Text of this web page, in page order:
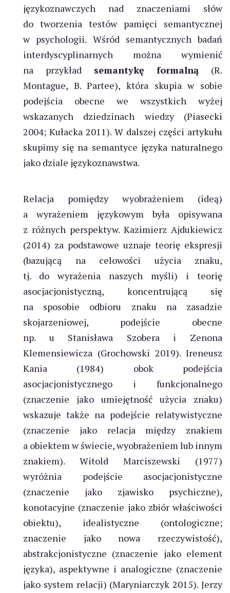
językoznawczych nad znaczeniami słów
do tworzenia testów pamięci semantycznej
w psychologii. Wśród semantycznych badań
interdyscyplinarnych można wymienić
na przykład semantykę formalną (R.
Montague, B. Partee), która skupia w sobie
podejścia obecne we wszystkich wyżej
wskazanych dziedzinach wiedzy (Piasecki
2004; Kułacka 2011). W dalszej części artykułu
skupimy się na semantyce języka naturalnego
jako dziale językoznawstwa.
Relacja pomiędzy wyobrażeniem (ideą)
a wyrażeniem językowym była opisywana
z różnych perspektyw. Kazimierz Ajdukiewicz
(2014) za podstawowe uznaje teorię ekspresji
(bazującą na celowości użycia znaku,
tj. do wyrażenia naszych myśli) i teorię
asocjacjonistyczną, koncentrującą się
na sposobie odbioru znaku na zasadzie
skojarzeniowej, podejście obecne
np. u Stanisława Szobera i Zenona
Klemensiewicza (Grochowski 2019). Ireneusz
Kania (1984) obok podejścia
asocjacjonistycznego i funkcjonalnego
(znaczenie jako umiejętność użycia znaku)
wskazuje także na podejście relatywistyczne
(znaczenie jako relacja między znakiem
a obiektem w świecie, wyobrażeniem lub innym
znakiem). Witold Marciszewski (1977)
wyróżnia podejście asocjacjonistyczne
(znaczenie jako zjawisko psychiczne),
konotacyjne (znaczenie jako zbiór właściwości
obiektu), idealistyczne (ontologiczne;
znaczenie jako nowa rzeczywistość),
abstrakcjonistyczne (znaczenie jako element
języka), aspektywne i analogiczne (znaczenie
jako system relacji) (Maryniarczyk 2015). Jerzy